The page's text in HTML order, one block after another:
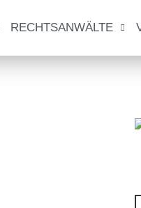
RECHTSANWÄLTE